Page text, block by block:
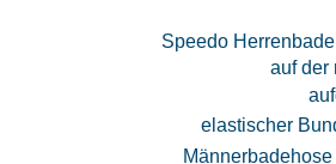
Speedo
auf der
elastischer